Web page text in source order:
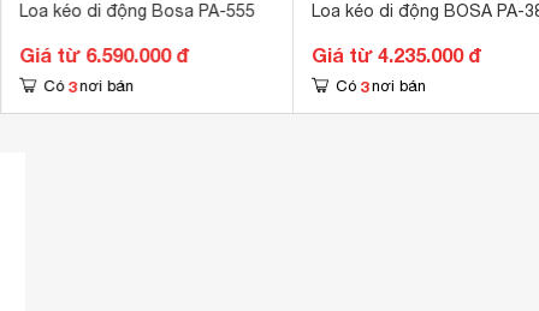
Loa kéo di động Bosa PA-555
Giá từ 6.590.000 đ
Có 3 nơi bán
Loa kéo di động BOSA PA-
Giá từ 4.235.000 đ
Có 3 nơi bán